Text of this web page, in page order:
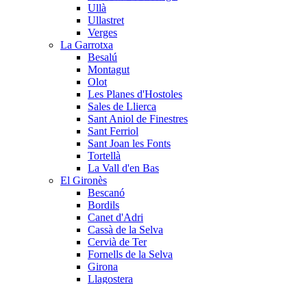
Ullà
Ullastret
Verges
La Garrotxa
Besalú
Montagut
Olot
Les Planes d'Hostoles
Sales de Llierca
Sant Aniol de Finestres
Sant Ferriol
Sant Joan les Fonts
Tortellà
La Vall d'en Bas
El Gironès
Bescanó
Bordils
Canet d'Adri
Cassà de la Selva
Cervià de Ter
Fornells de la Selva
Girona
Llagostera